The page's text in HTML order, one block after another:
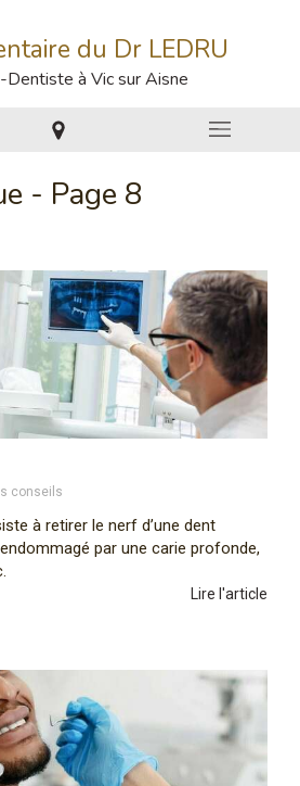
du Dr LEDRU
Dentiste à Vic sur Aisne
- Page 8
conseils
à retirer le nerf d’une dent
par une carie profonde,
Lire l'article